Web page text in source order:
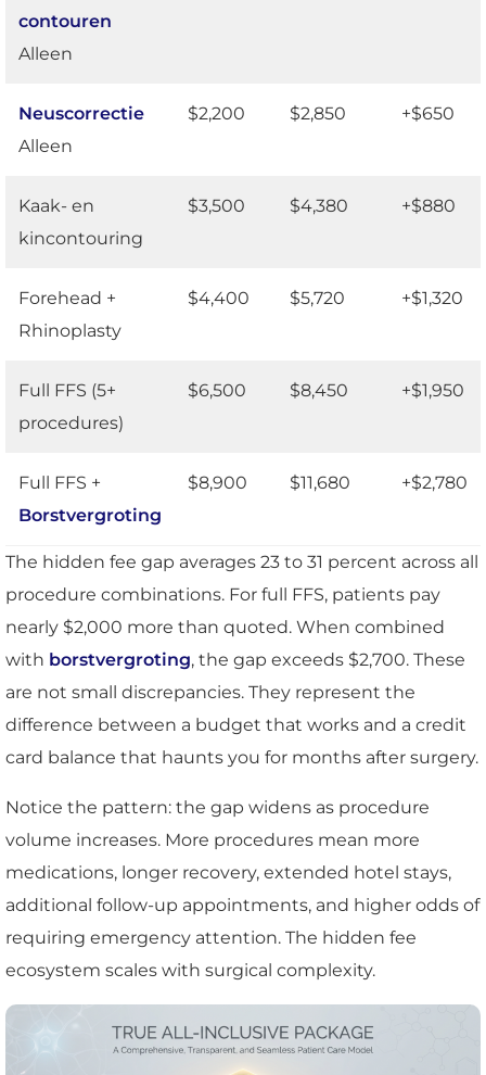
contouren
Alleen
Neuscorrectie
Alleen
$2,200 $2,850 +$650
Kaak- en
kincontouring
$3,500 $4,380 +$880
Forehead +
Rhinoplasty
$4,400 $5,720 +$1,320
Full FFS (5+
procedures)
$6,500 $8,450 +$1,950
Full FFS +
Borstvergroting
$8,900 $11,680 +$2,780
The hidden fee gap averages 23 to 31 percent across all
procedure combinations. For full FFS, patients pay
nearly $2,000 more than quoted. When combined
with borstvergroting, the gap exceeds $2,700. These
are not small discrepancies. They represent the
difference between a budget that works and a credit
card balance that haunts you for months after surgery.
Notice the pattern: the gap widens as procedure
volume increases. More procedures mean more
medications, longer recovery, extended hotel stays,
additional follow-up appointments, and higher odds of
requiring emergency attention. The hidden fee
ecosystem scales with surgical complexity.